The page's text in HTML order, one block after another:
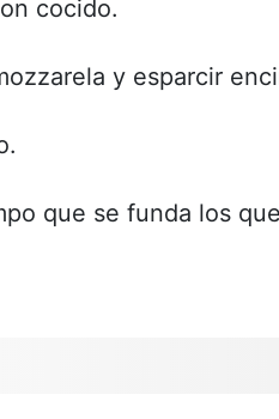
cocido.
y esparcir
que se funda los